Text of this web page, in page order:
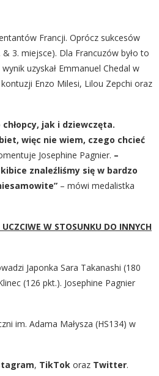
Francji. Oprócz sukcesów
3. miejsce). Dla Francuzów było to
uzyskał Emmanuel Chedal w
Enzo Milesi, Lilou Zepchi oraz
chłopcy, jak i dziewczęta.
więc nie wiem, czego chcieć
Josephine Pagnier. –
znaleźliśmy się w bardzo
– mówi medalistka
W STOSUNKU DO INNYCH
Japonka Sara Takanashi (180
(126 pkt.). Josephine Pagnier
im. Adama Małysza (HS134) w
, TikTok oraz Twitter.